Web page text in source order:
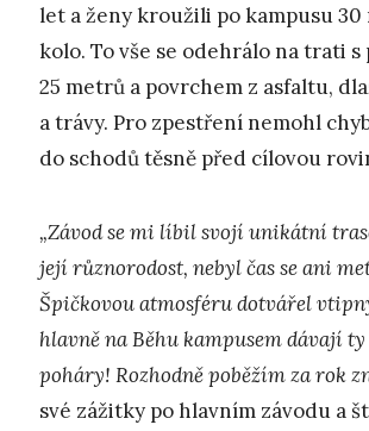
let a ženy kroužili po kampusu 30
kolo. To vše se odehrálo na trati s
25 metrů a povrchem z asfaltu,
a trávy. Pro zpestření nemohl
do schodů těsně před cílovou
„Závod se mi líbil svojí unikátní
její různorodost, nebyl čas se ani
Špičkovou atmosféru dotvářel
hlavně na Běhu kampusem dávají
poháry! Rozhodně poběžím za rok
své zážitky po hlavním závodu a